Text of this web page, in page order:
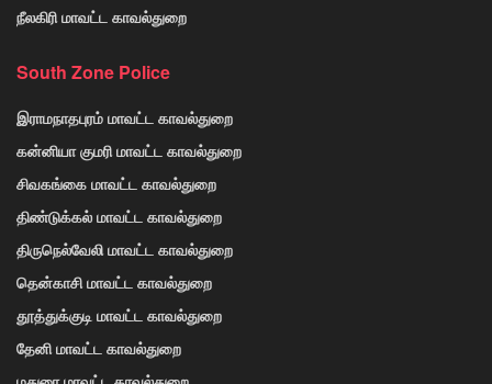
நீலகிரி மாவட்ட காவல்துறை
South Zone Police
இராமநாதபுரம் மாவட்ட காவல்துறை
கன்னியா குமரி மாவட்ட காவல்துறை
சிவகங்கை மாவட்ட காவல்துறை
திண்டுக்கல் மாவட்ட காவல்துறை
திருநெல்வேலி மாவட்ட காவல்துறை
தென்காசி மாவட்ட காவல்துறை
தூத்துக்குடி மாவட்ட காவல்துறை
தேனி மாவட்ட காவல்துறை